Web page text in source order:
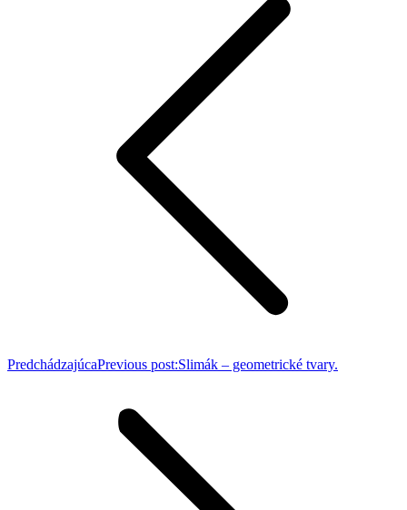
PredchádzajúcaPrevious post:Slimák – geometrické tvary.